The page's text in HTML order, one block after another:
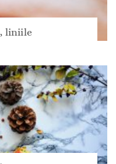
liniile